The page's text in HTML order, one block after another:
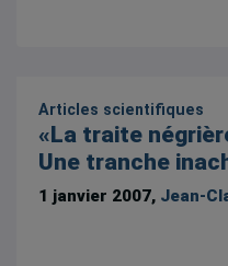
Articles scientifiques
«La traite
Une tranche
1 janvier 2007, Jean-